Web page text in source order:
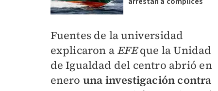
Fuentes de la universidad
explicaron a EFEque la Unidad
de Igualdad del centro abrió en
enero una investigación contra